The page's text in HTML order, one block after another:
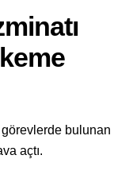
görevlerde bulunan
açtı.